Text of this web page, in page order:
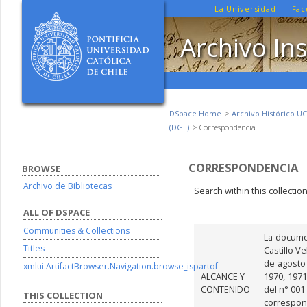
La Universidad
Archivo
DSpace Home
Archivo Histórico UC
(DGE)
Correspondencia
CORRESPONDENCIA
Search within this
ALCANCE Y
CONTENIDO
La
Castillo
de
1970,
del n°
BROWSE
Archivo de Bibliotecas
ALL OF DSPACE
Communities & Collections
Titles
xmlui.ArtifactBrowser.Navigation.browse_ispartof
THIS COLLECTION